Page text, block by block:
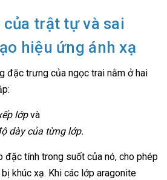
trật tự và sai
hiệu ứng ánh xạ
đặc trưng của ngọc trai nằm ở hai
lớpvà
dày của từng lớp.
đặc tính trong suốt của nó, cho phép
khúc xạ. Khi các lớp aragonite